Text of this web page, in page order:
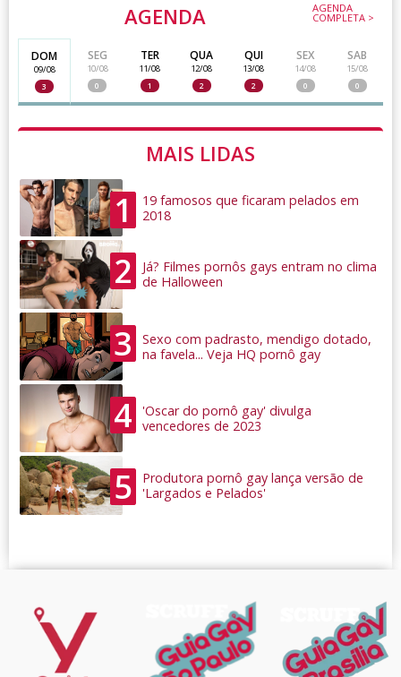
AGENDA AGENDA
COMPLETA >
DOM
09/08
3
SEG
10/08
0
TER
11/08
1
QUA
12/08
2
QUI
13/08
2
SEX
14/08
0
SAB
15/08
0
MAIS LIDAS
1
19 famosos que ficaram pelados em
2018
2
Já? Filmes pornôs gays entram no clima
de Halloween
3
Sexo com padrasto, mendigo dotado,
na favela... Veja HQ pornô gay
4
'Oscar do pornô gay' divulga
vencedores de 2023
5
Produtora pornô gay lança versão de
'Largados e Pelados'